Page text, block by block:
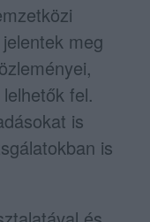
meg
fel.
is
is